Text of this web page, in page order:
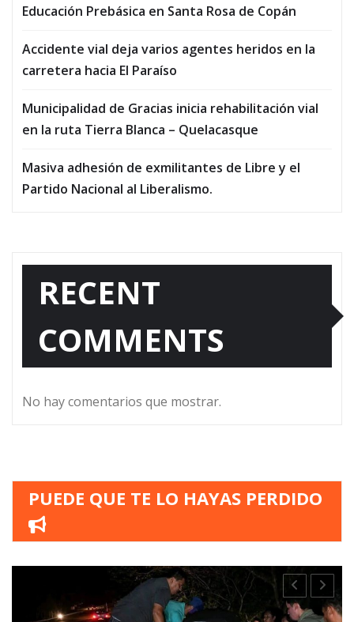
Educación Prebásica en Santa Rosa de Copán
Accidente vial deja varios agentes heridos en la
carretera hacia El Paraíso
Municipalidad de Gracias inicia rehabilitación vial
en la ruta Tierra Blanca – Quelacasque
Masiva adhesión de exmilitantes de Libre y el
Partido Nacional al Liberalismo.
RECENT
COMMENTS
No hay comentarios que mostrar.
PUEDE QUE TE LO HAYAS PERDIDO